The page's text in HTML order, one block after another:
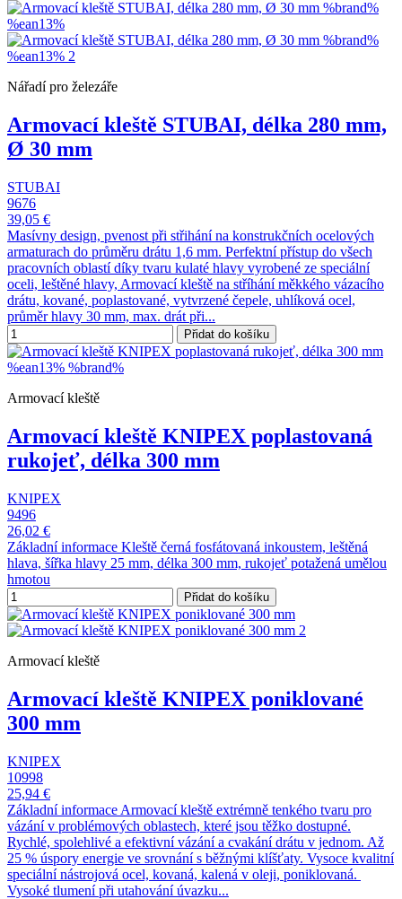
Nářadí pro železáře
Armovací kleště STUBAI, délka 280 mm,
Ø 30 mm
STUBAI
9676
39,05 €
Masívny design, pvenost při střihání na konstrukčních ocelových
armaturach do průměru drátu 1,6 mm. Perfektní přístup do všech
pracovních oblastí díky tvaru kulaté hlavy vyrobené ze speciální
oceli, leštěné hlavy, Armovací kleště na stříhání měkkého vázacího
drátu, kované, poplastované, vytvrzené čepele, uhlíková ocel,
průměr hlavy 30 mm, max. drát při...
Přidat do košíku
Armovací kleště
Armovací kleště KNIPEX poplastovaná
rukojeť, délka 300 mm
KNIPEX
9496
26,02 €
Základní informace Kleště černá fosfátovaná inkoustem, leštěná
hlava, šířka hlavy 25 mm, délka 300 mm, rukojeť potažená umělou
hmotou
Přidat do košíku
Armovací kleště
Armovací kleště KNIPEX poniklované
300 mm
KNIPEX
10998
25,94 €
Základní informace Armovací kleště extrémně tenkého tvaru pro
vázání v problémových oblastech, které jsou těžko dostupné.
Rychlé, spolehlivé a efektivní vázání a cvakání drátu v jednom. Až
25 % úspory energie ve srovnání s běžnými klíšťaty. Vysoce kvalitní
speciální nástrojová ocel, kovaná, kalená v oleji, poniklovaná.
Vysoké tlumení při utahování úvazku...